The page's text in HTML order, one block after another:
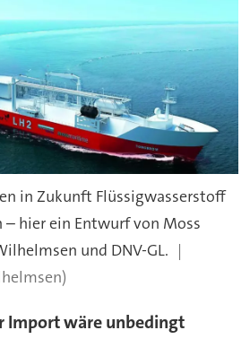
in Zukunft Flüssigwasserstoff
– hier ein Entwurf von Moss
und DNV-GL.
Import wäre unbedingt